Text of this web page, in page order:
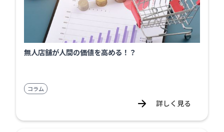
無人店舗が人間の価値を高める！？
コラム
詳しく見る